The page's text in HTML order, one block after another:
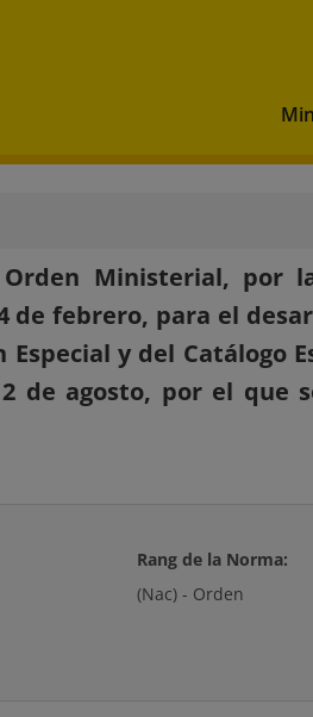
Ministerial, por
de febrero, para el
Especial y del Catálogo
de agosto, por el que
Rang de la Norma:
(Nac) - Orden